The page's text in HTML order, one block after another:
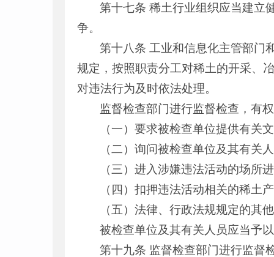
第十七条 稀土行业组织应当建立
争。
第十八条 工业和信息化主管部门
规定，按照职责分工对稀土的开采、
对违法行为及时依法处理。
监督检查部门进行监督检查，有
（一）要求被检查单位提供有关
（二）询问被检查单位及其有关
（三）进入涉嫌违法活动的场所
（四）扣押违法活动相关的稀土
（五）法律、行政法规规定的其
被检查单位及其有关人员应当予
第十九条 监督检查部门进行监督